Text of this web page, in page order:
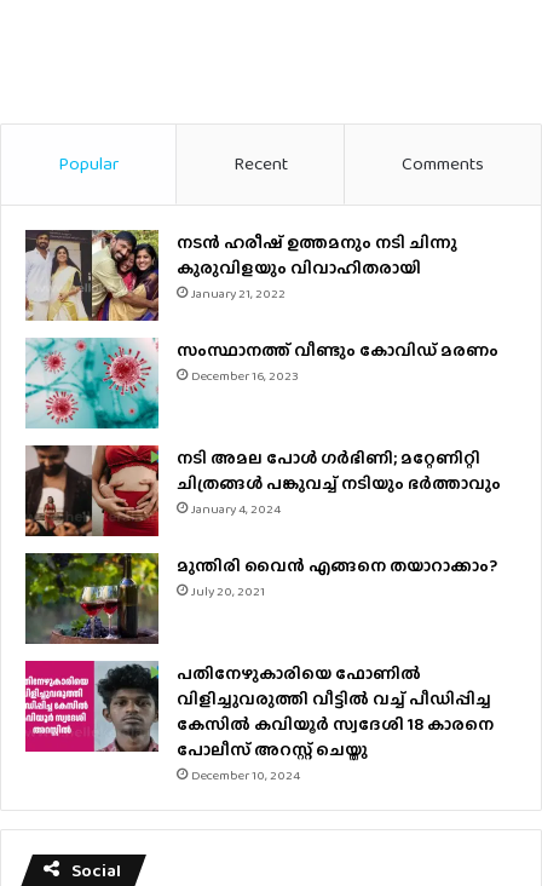
Popular Recent Comments
നടന്‍ ഹരീഷ് ഉത്തമനും നടി ചിന്നു
കുരുവിളയും വിവാഹിതരായി
January 21, 2022
സംസ്ഥാനത്ത് വീണ്ടും കോവിഡ് മരണം
December 16, 2023
നടി അമല പോൾ ​ഗർഭിണി; മറ്റേണിറ്റി
ചിത്രങ്ങള്‍ പങ്കുവച്ച് നടിയും ഭർത്താവും
January 4, 2024
മുന്തിരി വൈന്‍ എങ്ങനെ തയാറാക്കാം?
July 20, 2021
പതിനേഴുകാരിയെ ഫോണിൽ
വിളിച്ചുവരുത്തി വീട്ടിൽ വച്ച് പീഡിപ്പിച്ച
കേസിൽ കവിയൂർ സ്വദേശി 18 കാരനെ
പോലീസ് അറസ്റ്റ് ചെയ്തു
December 10, 2024
Social